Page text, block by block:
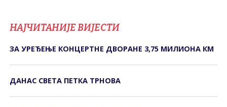
НАЈЧИТАНИЈЕ ВИЈЕСТИ
ЗА УРЕЂЕЊЕ КОНЦЕРТНЕ ДВОРАНЕ 3,75 МИЛИОНА КМ
ДАНАС СВЕТА ПЕТКА ТРНОВА